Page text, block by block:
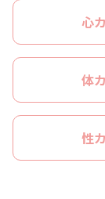
心
体
性